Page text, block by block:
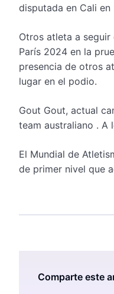
disputada en Cali en
Otros atleta a
París 2024 en la
presencia de otros
lugar en el podio.
Gout Gout, actual
team australiano . A
El Mundial de
de primer nivel que
Comparte este